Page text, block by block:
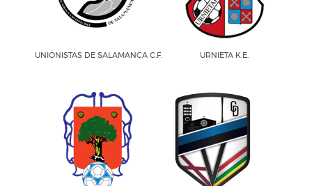
UNIONISTAS DE SALAMANCA C.F. URNIETA K.E.